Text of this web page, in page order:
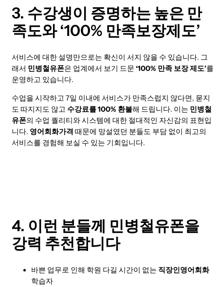
3. 수강생이 증명하는 높은 만
족도와 ‘100% 만족보장제도’
서비스에 대한 설명만으로는 확신이 서지 않을 수 있습니다. 그
래서 민병철유폰은 업계에서 보기 드문 ‘100% 만족 보장 제도’를
운영하고 있습니다.
수업을 시작하고 7일 이내에 서비스가 만족스럽지 않다면, 묻지
도 따지지도 않고 수강료를 100% 환불해 드립니다. 이는 민병철
유폰의 수업 퀄리티와 시스템에 대한 절대적인 자신감의 표현입
니다. 영어회화가격 때문에 망설였던 분들도 부담 없이 최고의
서비스를 경험해 보실 수 있는 기회입니다.
4. 이런 분들께 민병철유폰을
강력 추천합니다
바쁜 업무로 인해 학원 다길 시간이 없는 직장인영어회화
학습자